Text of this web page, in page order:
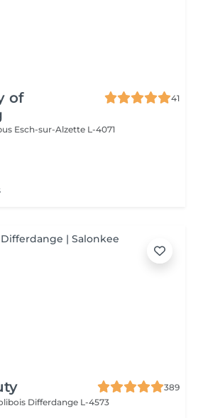
of
41
Esch-sur-Alzette L-4071
389
Differdange L-4573